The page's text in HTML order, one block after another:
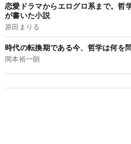
恋愛ドラマからエログロ系まで。哲
が書いた小説
原田まりる
時代の転換期である今、哲学は何を
岡本裕一朗